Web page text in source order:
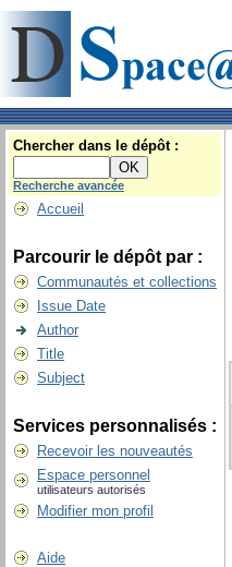
Chercher dans le dépôt :
Recherche avancée
Accueil
Parcourir le dépôt par :
Communautés et collections
Issue Date
Author
Title
Subject
Services personnalisés :
Recevoir les nouveautés
Espace personnel
utilisateurs autorisés
Modifier mon profil
Aide